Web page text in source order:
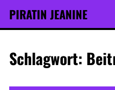
springen
Skip
to
PIRATIN JEANINE
Schlagwort: